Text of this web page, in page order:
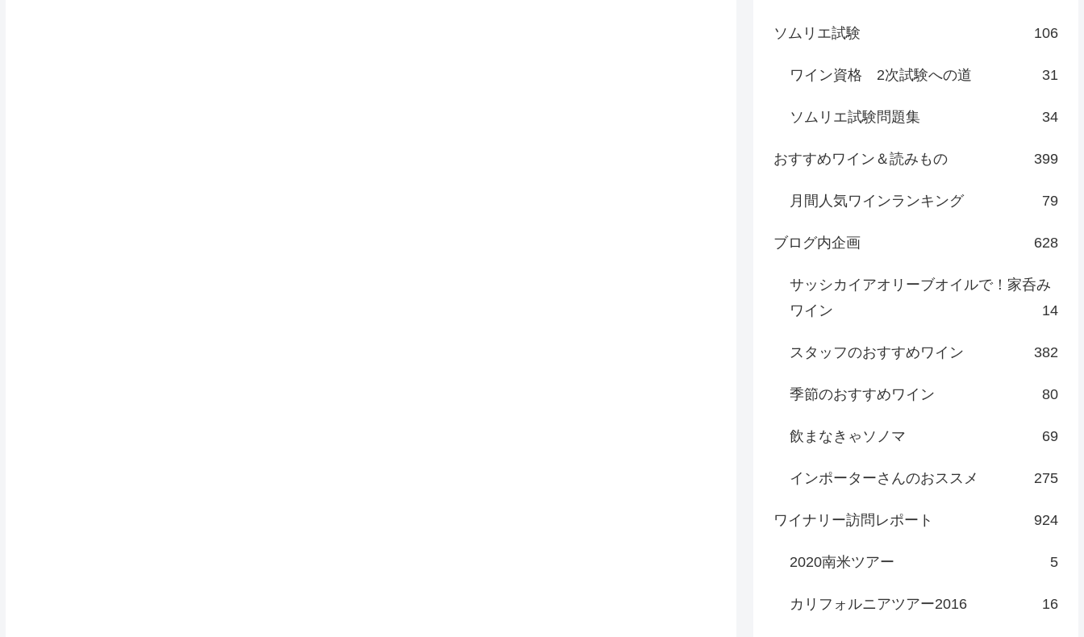
ソムリエ試験 106
ワイン資格 2次試験への道 31
ソムリエ試験問題集 34
おすすめワイン＆読みもの 399
月間人気ワインランキング 79
ブログ内企画 628
サッシカイアオリーブオイルで！家呑み
ワイン
14
スタッフのおすすめワイン 382
季節のおすすめワイン 80
飲まなきゃソノマ 69
インポーターさんのおススメ 275
ワイナリー訪問レポート 924
2020南米ツアー 5
カリフォルニアツアー2016 16